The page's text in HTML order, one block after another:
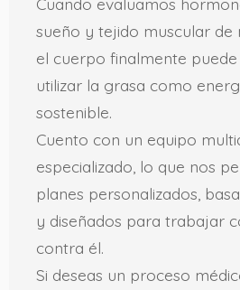
sueño y tejido muscular de
el cuerpo finalmente
utilizar la grasa como
sostenible.
Cuento con un equipo
especializado, lo que nos
planes personalizados,
y diseñados para trabajar
contra él.
Si deseas un proceso